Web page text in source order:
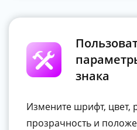
знака
Измените шрифт, цвет,
прозрачность и